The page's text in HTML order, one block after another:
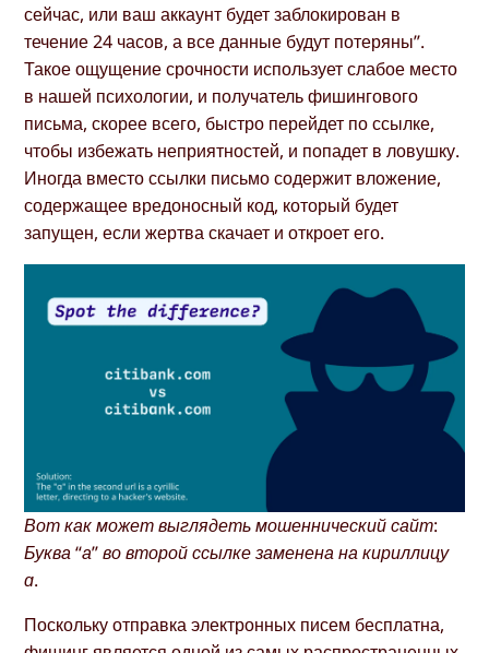
сейчас, или ваш аккаунт будет заблокирован в
течение 24 часов, а все данные будут потеряны”.
Такое ощущение срочности использует слабое место
в нашей психологии, и получатель фишингового
письма, скорее всего, быстро перейдет по ссылке,
чтобы избежать неприятностей, и попадет в ловушку.
Иногда вместо ссылки письмо содержит вложение,
содержащее вредоносный код, который будет
запущен, если жертва скачает и откроет его.
Вот как может выглядеть мошеннический сайт:
Буква “а” во второй ссылке заменена на кириллицу
ɑ.
Поскольку отправка электронных писем бесплатна,